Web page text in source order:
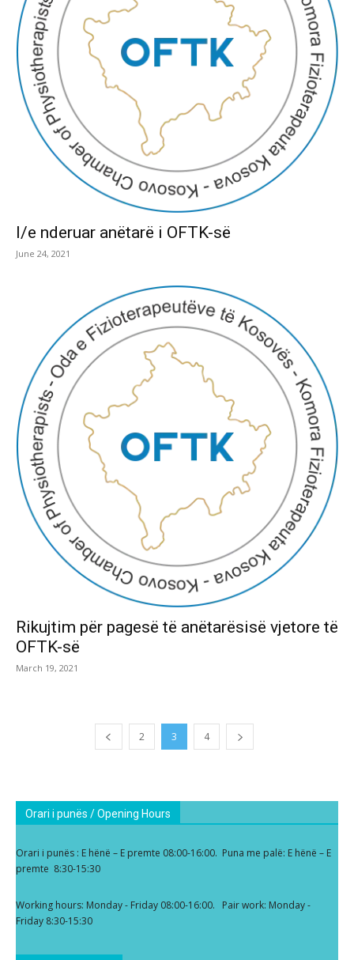
I/e nderuar anëtarë i OFTK-së
June 24, 2021
Rikujtim për pagesë të anëtarësisë vjetore të
OFTK-së
March 19, 2021
2 3 4
Orari i punës / Opening Hours
Orari i punës : E hënë – E premte 08:00-16:00. Puna me palë: E hënë – E
premte 8:30-15:30
Working hours: Monday - Friday 08:00-16:00. Pair work: Monday -
Friday 8:30-15:30